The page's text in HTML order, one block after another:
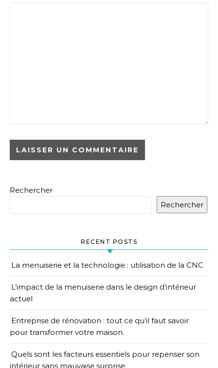
Rechercher
Rechercher
RECENT POSTS
La menuiserie et la technologie : utilisation de la CNC
L’impact de la menuiserie dans le design d’intérieur
actuel
Entreprise de rénovation : tout ce qu’il faut savoir
pour transformer votre maison.
Quels sont les facteurs essentiels pour repenser son
intérieur sans mauvaise surprise